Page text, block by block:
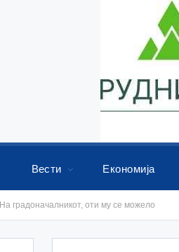
Вести Економија
На градоначалникот, оти му се можело